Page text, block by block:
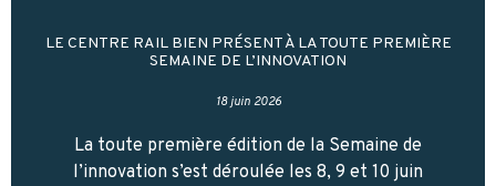
LE CENTRE RAIL BIEN PRÉSENT À LA TOUTE PREMIÈRE
SEMAINE DE L’INNOVATION
18 juin 2026
La toute première édition de la Semaine de
l’innovation s’est déroulée les 8, 9 et 10 juin